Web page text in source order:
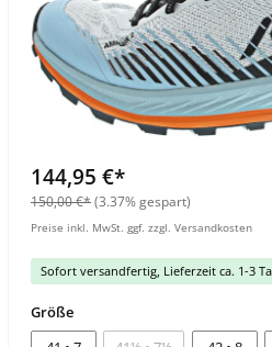
144,95 €*
150,00 €*(3.37% gespart)
Preise inkl. MwSt. ggf. zzgl. Versandkosten
Sofort versandfertig, Lieferzeit ca. 1-3
Größe